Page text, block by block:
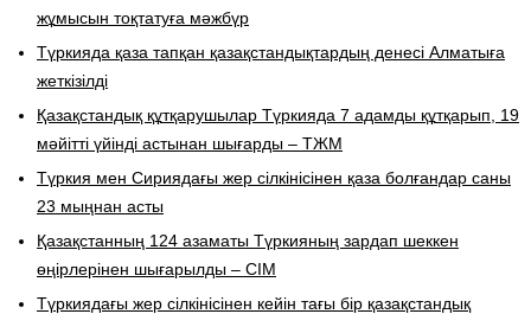
жұмысын тоқтатуға мәжбүр
Түркияда қаза тапқан қазақстандықтардың денесі Алматыға
жеткізілді
Қазақстандық құтқарушылар Түркияда 7 адамды құтқарып, 19
мәйітті үйінді астынан шығарды – ТЖМ
Түркия мен Сириядағы жер сілкінісінен қаза болғандар саны
23 мыңнан асты
Қазақстанның 124 азаматы Түркияның зардап шеккен
өңірлерінен шығарылды – СІМ
Түркиядағы жер сілкінісінен кейін тағы бір қазақстандық